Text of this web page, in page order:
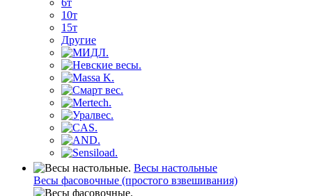
6т
10т
15т
Другие
Весы настольные
Весы фасовочные (простого взвешивания)